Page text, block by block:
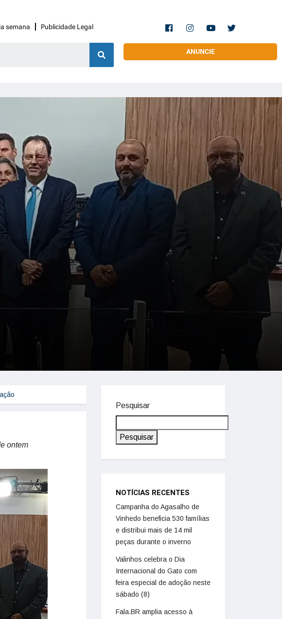
semana Publicidade Legal
ANUNCIE
ontem
Pesquisar
Pesquisar
NOTÍCIAS RECENTES
Campanha do Agasalho de
Vinhedo beneficia 530 famílias
e distribui mais de 14 mil
peças durante o inverno
Valinhos celebra o Dia
Internacional do Gato com
feira especial de adoção neste
sábado (8)
Fala.BR amplia acesso à